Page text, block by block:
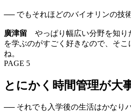
── でもそれほどのバイオリンの技
廣津留 やっぱり幅広い分野を知り
を学ぶのがすごく好きなので、そ
ね。
PAGE 5
とにかく時間管理が大
── それでも入学後の生活はかなり